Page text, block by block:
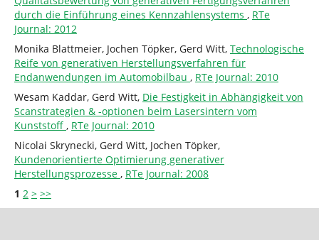
durch die Einführung eines Kennzahlensystems , RTe
Journal: 2012
Monika Blattmeier, Jochen Töpker, Gerd Witt, Technologische
Reife von generativen Herstellungsverfahren für
Endanwendungen im Automobilbau , RTe Journal: 2010
Wesam Kaddar, Gerd Witt, Die Festigkeit in Abhängigkeit von
Scanstrategien & -optionen beim Lasersintern vom
Kunststoff , RTe Journal: 2010
Nicolai Skrynecki, Gerd Witt, Jochen Töpker,
Kundenorientierte Optimierung generativer
Herstellungsprozesse , RTe Journal: 2008
1 2 > >>